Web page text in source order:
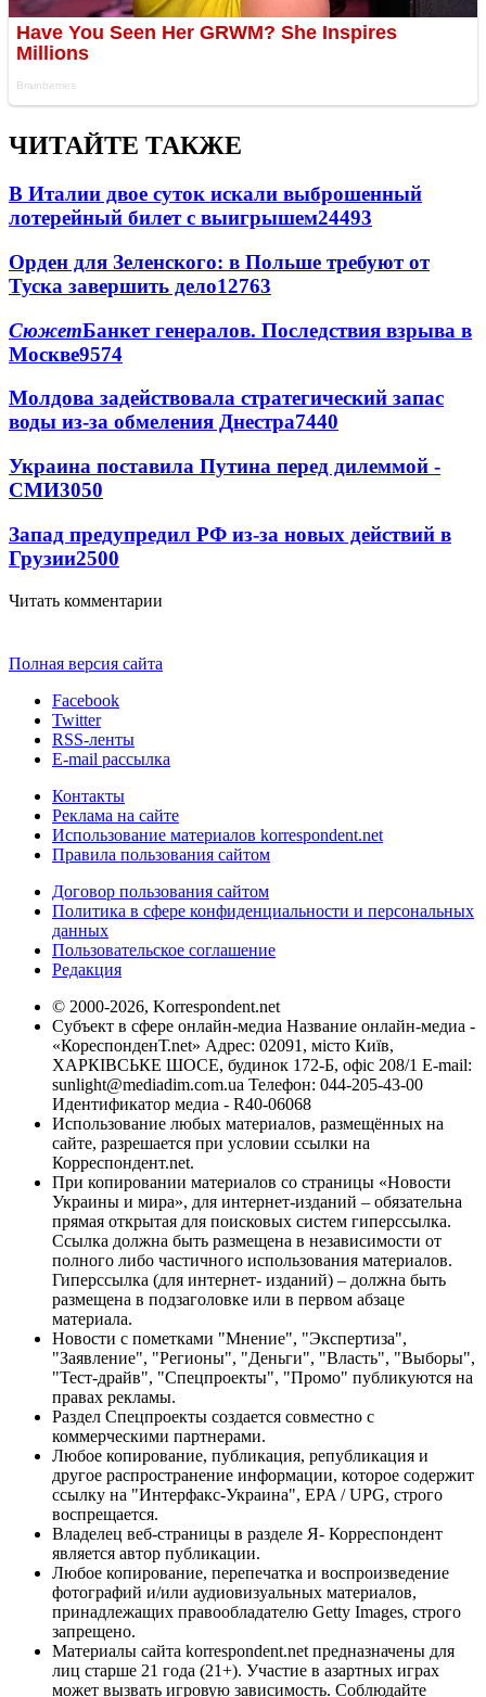
ЧИТАЙТЕ ТАКЖЕ
В Италии двое суток искали выброшенный
лотерейный билет с выигрышем24493
Орден для Зеленского: в Польше требуют от
Туска завершить дело12763
СюжетБанкет генералов. Последствия взрыва в
Москве9574
Молдова задействовала стратегический запас
воды из-за обмеления Днестра7440
Украина поставила Путина перед дилеммой -
СМИ3050
Запад предупредил РФ из-за новых действий в
Грузии2500
Читать комментарии
Полная версия сайта
Facebook
Twitter
RSS-ленты
E-mail рассылка
Контакты
Реклама на сайте
Использование материалов korrespondent.net
Правила пользования сайтом
Договор пользования сайтом
Политика в сфере конфиденциальности и персональных
данных
Пользовательское соглашение
Редакция
© 2000-2026, Korrespondent.net
Субъект в сфере онлайн-медиа Название онлайн-медиа -
«КореспонденТ.net» Адрес: 02091, місто Київ,
ХАРКІВСЬКЕ ШОСЕ, будинок 172-Б, офіс 208/1 E-mail:
sunlight@mediadim.com.ua Телефон: 044-205-43-00
Идентификатор медиа - R40-06068
Использование любых материалов, размещённых на
сайте, разрешается при условии ссылки на
Корреспондент.net.
При копировании материалов со страницы «Новости
Украины и мира», для интернет-изданий – обязательна
прямая открытая для поисковых систем гиперссылка.
Ссылка должна быть размещена в независимости от
полного либо частичного использования материалов.
Гиперссылка (для интернет- изданий) – должна быть
размещена в подзаголовке или в первом абзаце
материала.
Новости с пометками "Мнение", "Экспертиза",
"Заявление", "Регионы", "Деньги", "Власть", "Выборы",
"Тест-драйв", "Спецпроекты", "Промо" публикуются на
правах рекламы.
Раздел Спецпроекты создается совместно с
коммерческими партнерами.
Любое копирование, публикация, републикация и
другое распространение информации, которое содержит
ссылку на "Интерфакс-Украина", EPA / UPG, строго
воспрещается.
Владелец веб-страницы в разделе Я- Корреспондент
является автор публикации.
Любое копирование, перепечатка и воспроизведение
фотографий и/или аудиовизуальных материалов,
принадлежащих правообладателю Getty Images, строго
запрещено.
Материалы сайта korrespondent.net предназначены для
лиц старше 21 года (21+). Участие в азартных играх
может вызвать игровую зависимость. Соблюдайте